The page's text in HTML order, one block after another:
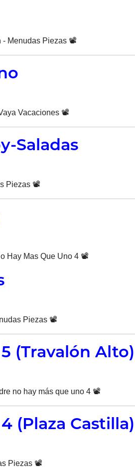
- Menudas Piezas 📽️
Vacaciones 📽️
Saladas
Piezas 📽️
Hay Mas Que Uno 4 📽️
Piezas 📽️
(Travalón Alto)
no hay más que uno 4 📽️
(Plaza Castilla)
Piezas 📽️